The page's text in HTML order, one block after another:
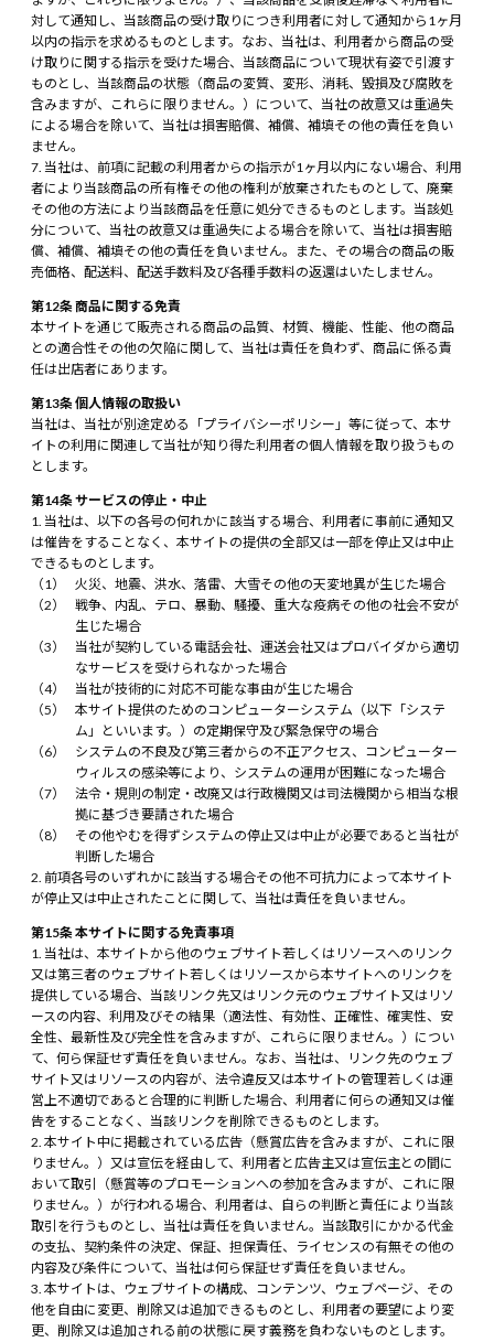
対して通知し、当該商品の受け取りにつき利用者に対して通知から1ヶ月
以内の指示を求めるものとします。なお、当社は、利用者から商品の受
け取りに関する指示を受けた場合、当該商品について現状有姿で引渡す
ものとし、当該商品の状態（商品の変質、変形、消耗、毀損及び腐敗を
含みますが、これらに限りません。）について、当社の故意又は重過失
による場合を除いて、当社は損害賠償、補償、補填その他の責任を負い
ません。
当社は、前項に記載の利用者からの指示が1ヶ月以内にない場合、利用
者により当該商品の所有権その他の権利が放棄されたものとして、廃棄
その他の方法により当該商品を任意に処分できるものとします。当該処
分について、当社の故意又は重過失による場合を除いて、当社は損害賠
償、補償、補填その他の責任を負いません。また、その場合の商品の販
売価格、配送料、配送手数料及び各種手数料の返還はいたしません。
第12条 商品に関する免責
本サイトを通じて販売される商品の品質、材質、機能、性能、他の商品
との適合性その他の欠陥に関して、当社は責任を負わず、商品に係る責
任は出店者にあります。
第13条 個人情報の取扱い
当社は、当社が別途定める「プライバシーポリシー」等に従って、本サ
イトの利用に関連して当社が知り得た利用者の個人情報を取り扱うもの
とします。
第14条 サービスの停止・中止
当社は、以下の各号の何れかに該当する場合、利用者に事前に通知又
は催告をすることなく、本サイトの提供の全部又は一部を停止又は中止
できるものとします。
火災、地震、洪水、落雷、大雪その他の天変地異が生じた場合
戦争、内乱、テロ、暴動、騒擾、重大な疫病その他の社会不安が
生じた場合
当社が契約している電話会社、運送会社又はプロバイダから適切
なサービスを受けられなかった場合
当社が技術的に対応不可能な事由が生じた場合
本サイト提供のためのコンピューターシステム（以下「システ
ム」といいます。）の定期保守及び緊急保守の場合
システムの不良及び第三者からの不正アクセス、コンピューター
ウィルスの感染等により、システムの運用が困難になった場合
法令・規則の制定・改廃又は行政機関又は司法機関から相当な根
拠に基づき要請された場合
その他やむを得ずシステムの停止又は中止が必要であると当社が
判断した場合
前項各号のいずれかに該当する場合その他不可抗力によって本サイト
が停止又は中止されたことに関して、当社は責任を負いません。
第15条 本サイトに関する免責事項
当社は、本サイトから他のウェブサイト若しくはリソースへのリンク
又は第三者のウェブサイト若しくはリソースから本サイトへのリンクを
提供している場合、当該リンク先又はリンク元のウェブサイト又はリソ
ースの内容、利用及びその結果（適法性、有効性、正確性、確実性、安
全性、最新性及び完全性を含みますが、これらに限りません。）につい
て、何ら保証せず責任を負いません。なお、当社は、リンク先のウェブ
サイト又はリソースの内容が、法令違反又は本サイトの管理若しくは運
営上不適切であると合理的に判断した場合、利用者に何らの通知又は催
告をすることなく、当該リンクを削除できるものとします。
本サイト中に掲載されている広告（懸賞広告を含みますが、これに限
りません。）又は宣伝を経由して、利用者と広告主又は宣伝主との間に
おいて取引（懸賞等のプロモーションへの参加を含みますが、これに限
りません。）が行われる場合、利用者は、自らの判断と責任により当該
取引を行うものとし、当社は責任を負いません。当該取引にかかる代金
の支払、契約条件の決定、保証、担保責任、ライセンスの有無その他の
内容及び条件について、当社は何ら保証せず責任を負いません。
本サイトは、ウェブサイトの構成、コンテンツ、ウェブページ、その
他を自由に変更、削除又は追加できるものとし、利用者の要望により変
更、削除又は追加される前の状態に戻す義務を負わないものとします。